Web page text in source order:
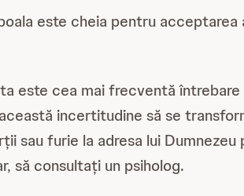
este cheia pentru
este cea mai frecventă
incertitudine să se
sau furie la adresa lui
să consultați un psiholog.